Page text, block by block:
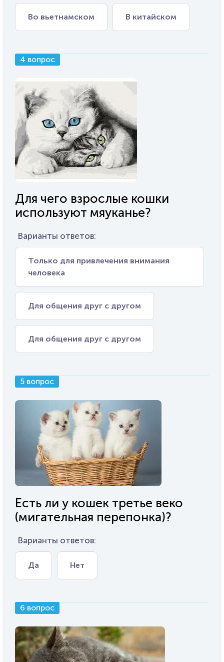
Во вьетнамском В китайском
4 вопрос
Для чего взрослые кошки
используют мяуканье?
Варианты ответов:
Только для привлечения внимания
человека
Для общения друг с другом
Для общения друг с другом
5 вопрос
Есть ли у кошек третье веко
(мигательная перепонка)?
Варианты ответов:
Да Нет
6 вопрос